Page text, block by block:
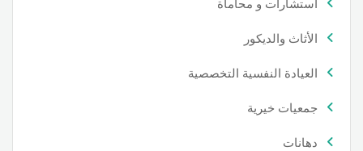
استشارات و محاماة
الأثاث والديكور
العيادة النفسية التخصصية
جمعيات خيرية
دهانات